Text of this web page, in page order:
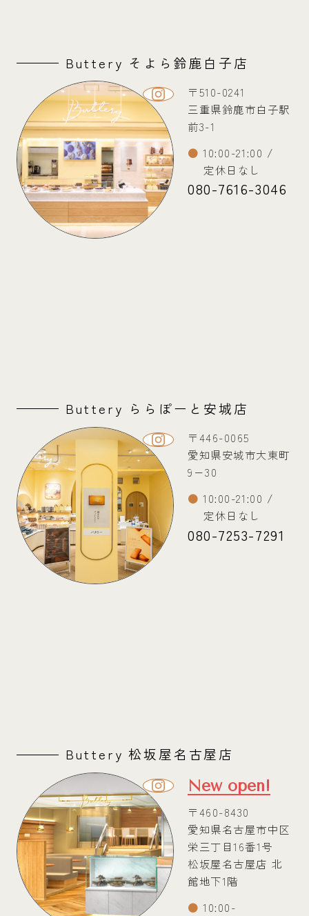
Buttery そよら鈴鹿白子店
〒510-0241
三重県鈴鹿市白子駅
前3-1
10:00-21:00 /
定休日なし
080-7616-3046
Buttery ららぽーと安城店
〒446-0065
愛知県安城市大東町
9−30
10:00-21:00 /
定休日なし
080-7253-7291
Buttery 松坂屋名古屋店
New open!
〒460-8430
愛知県名古屋市中区
栄三丁目16番1号
松坂屋名古屋店 北
館地下1階
10:00-